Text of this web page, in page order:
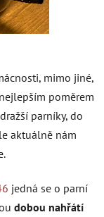
mimo jiné,
poměrem
parníky, do
aktuálně nám
jedná se o parní
dobou nahřátí